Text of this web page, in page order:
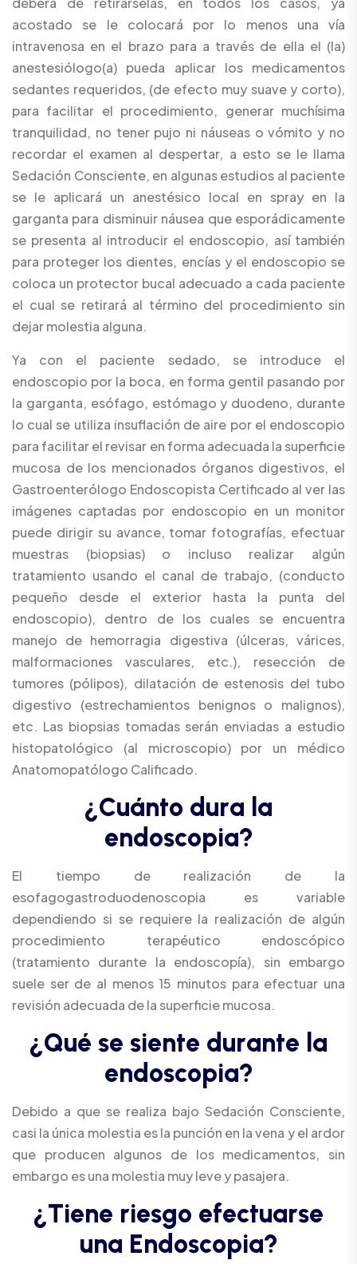
acostado se le colocará por lo menos una vía
intravenosa en el brazo para a través de ella el (la)
anestesiólogo(a) pueda aplicar los medicamentos
sedantes requeridos, (de efecto muy suave y corto),
para facilitar el procedimiento, generar muchísima
tranquilidad, no tener pujo ni náuseas o vómito y no
recordar el examen al despertar, a esto se le llama
Sedación Consciente, en algunas estudios al paciente
se le aplicará un anestésico local en spray en la
garganta para disminuir náusea que esporádicamente
se presenta al introducir el endoscopio, así también
para proteger los dientes, encías y el endoscopio se
coloca un protector bucal adecuado a cada paciente
el cual se retirará al término del procedimiento sin
dejar molestia alguna.
Ya con el paciente sedado, se introduce el
endoscopio por la boca, en forma gentil pasando por
la garganta, esófago, estómago y duodeno, durante
lo cual se utiliza insuflación de aire por el endoscopio
para facilitar el revisar en forma adecuada la superficie
mucosa de los mencionados órganos digestivos, el
Gastroenterólogo Endoscopista Certificado al ver las
imágenes captadas por endoscopio en un monitor
puede dirigir su avance, tomar fotografías, efectuar
muestras (biopsias) o incluso realizar algún
tratamiento usando el canal de trabajo, (conducto
pequeño desde el exterior hasta la punta del
endoscopio), dentro de los cuales se encuentra
manejo de hemorragia digestiva (úlceras, várices,
malformaciones vasculares, etc.), resección de
tumores (pólipos), dilatación de estenosis del tubo
digestivo (estrechamientos benignos o malignos),
etc. Las biopsias tomadas serán enviadas a estudio
histopatológico (al microscopio) por un médico
Anatomopatólogo Calificado.
¿Cuánto dura a
endoscopia?
El tiempo de realización de la
esofagogastroduodenoscopia es variable
dependiendo si se requiere la realización de algún
procedimiento terapéutico endoscópico
(tratamiento durante la endoscopía), sin embargo
suele ser de al menos 15 minutos para efectuar una
revisión adecuada de la superficie mucosa.
¿Qué se siente durante a
endoscopia?
Debido a que se realiza bajo Sedación Consciente,
casi la única molestia es la punción en la vena y el ardor
que producen algunos de los medicamentos, sin
embargo es una molestia muy leve y pasajera.
¿Tiene riesgo efectuarse
una Endoscopia?